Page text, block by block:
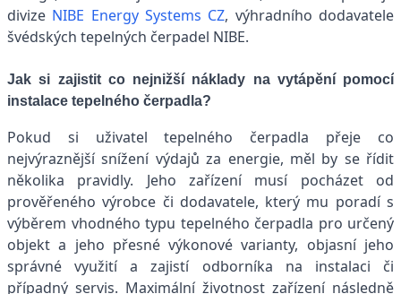
divize NIBE Energy Systems CZ, výhradního dodavatele
švédských tepelných čerpadel NIBE.
Jak si zajistit co nejnižší náklady na vytápění pomocí
instalace tepelného čerpadla?
Pokud si uživatel tepelného čerpadla přeje co
nejvýraznější snížení výdajů za energie, měl by se řídit
několika pravidly. Jeho zařízení musí pocházet od
prověřeného výrobce či dodavatele, který mu poradí s
výběrem vhodného typu tepelného čerpadla pro určený
objekt a jeho přesné výkonové varianty, objasní jeho
správné využití a zajistí odborníka na instalaci či
případný servis. Maximální životnost zařízení následně